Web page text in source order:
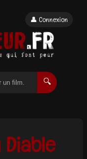
🔍
👤 Connexion